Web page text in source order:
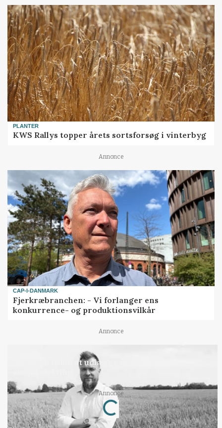
PLANTER
KWS Rallys topper årets sortsforsøg i vinterbyg
Annonce
CAP-I-DANMARK
Fjerkræbranchen: - Vi forlanger ens
konkurrence- og produktionsvilkår
Annonce
Det er en uskik at udlægge et røgslør om
Annonce
Loading...